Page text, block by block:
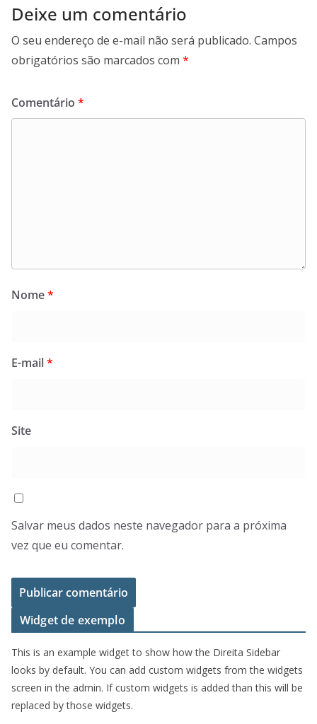
Deixe um comentário
O seu endereço de e-mail não será publicado. Campos
obrigatórios são marcados com *
Comentário *
Nome*
E-mail*
Site
Salvar meus dados neste navegador para a próxima
vez que eu comentar.
Widget de exemplo
This is an example widget to show how the Direita Sidebar
looks by default. You can add custom widgets from the widgets
screen in the admin. If custom widgets is added than this will be
replaced by those widgets.